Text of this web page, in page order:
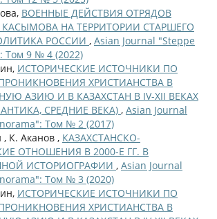
ВОЕННЫЕ ДЕЙСТВИЯ ОТРЯДОВ
КАСЫМОВА НА ТЕРРИТОРИИ СТАРШЕГО
РОССИИ , Asian Journal "Steppe
Том 9 № 4 (2022)
ИСТОРИЧЕСКИЕ ИСТОЧНИКИ ПО
ХРИСТИАНСТВА В
АЗИЮ И В КАЗАХСТАН В IV-XII ВЕКАХ
СРЕДНИЕ ВЕКА) , Asian Journal
Том № 2 (2017)
К. Аканов , КАЗАХСТАНСКО-
ОТНОШЕНИЯ В 2000-Е ГГ. В
ИСТОРИОГРАФИИ , Asian Journal
Том № 3 (2020)
ИСТОРИЧЕСКИЕ ИСТОЧНИКИ ПО
ХРИСТИАНСТВА В